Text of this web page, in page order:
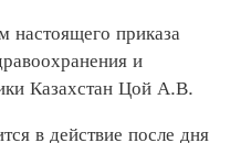
приказа
и
Казахстан Цой А.В.
в действие после дня